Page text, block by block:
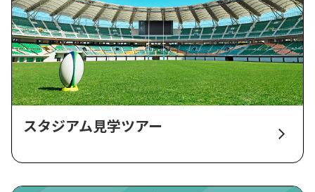
スタジアム見学ツアー